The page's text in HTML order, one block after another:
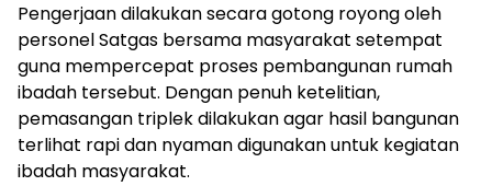
Pengerjaan dilakukan secara gotong royong oleh
personel Satgas bersama masyarakat setempat
guna mempercepat proses pembangunan rumah
ibadah tersebut. Dengan penuh ketelitian,
pemasangan triplek dilakukan agar hasil bangunan
terlihat rapi dan nyaman digunakan untuk kegiatan
ibadah masyarakat.